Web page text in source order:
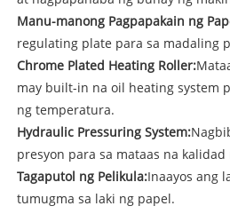
Manu-manong Pagpapakain ng
regulating plate para sa madaling
Chrome Plated Heating Roller:
may built-in na oil heating system
ng temperatura.
Hydraulic Pressuring System:
presyon para sa mataas na
Tagaputol ng Pelikula:Inaayos ang
tumugma sa laki ng papel.